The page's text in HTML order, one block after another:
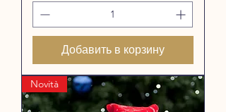
Добавить в корзину
Novità